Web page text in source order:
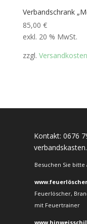
Verbandschrank
85,00 €
exkl. 20 % MwSt.
zzgl. Versandkosten
Kontakt: 0676
Besuchen Sie
Feuerlöscher,
mit Feuertrainer